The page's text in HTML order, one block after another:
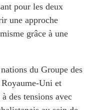
pour les deux
une approche
grâce à une
du Groupe des
Uni et
des tensions avec